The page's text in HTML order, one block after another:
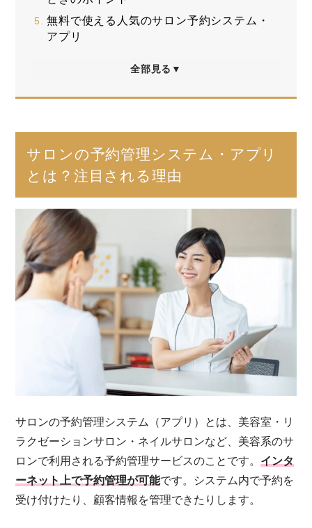
無料で使える人気のサロン予約システム・
アプリ
全部見る▼
サロンの予約管理システム・アプリ
とは？注目される理由
サロンの予約管理システム（アプリ）とは、美容室・リ
ラクゼーションサロン・ネイルサロンなど、美容系のサ
ロンで利用される予約管理サービスのことです。 インタ
ーネット上で予約管理が可能です。システム内で予約を
受け付けたり、顧客情報を管理できたりします。